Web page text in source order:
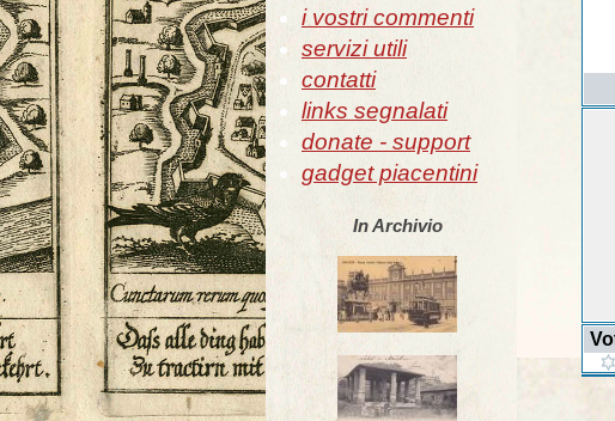
i vostri commenti
servizi utili
contatti
links segnalati
donate - support
gadget piacentini
In Archivio